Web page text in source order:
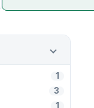
1
3
1